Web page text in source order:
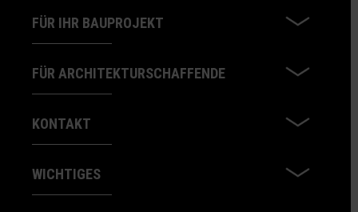
FÜR IHR BAUPROJEKT
FÜR ARCHITEKTURSCHAFFENDE
KONTAKT
WICHTIGES